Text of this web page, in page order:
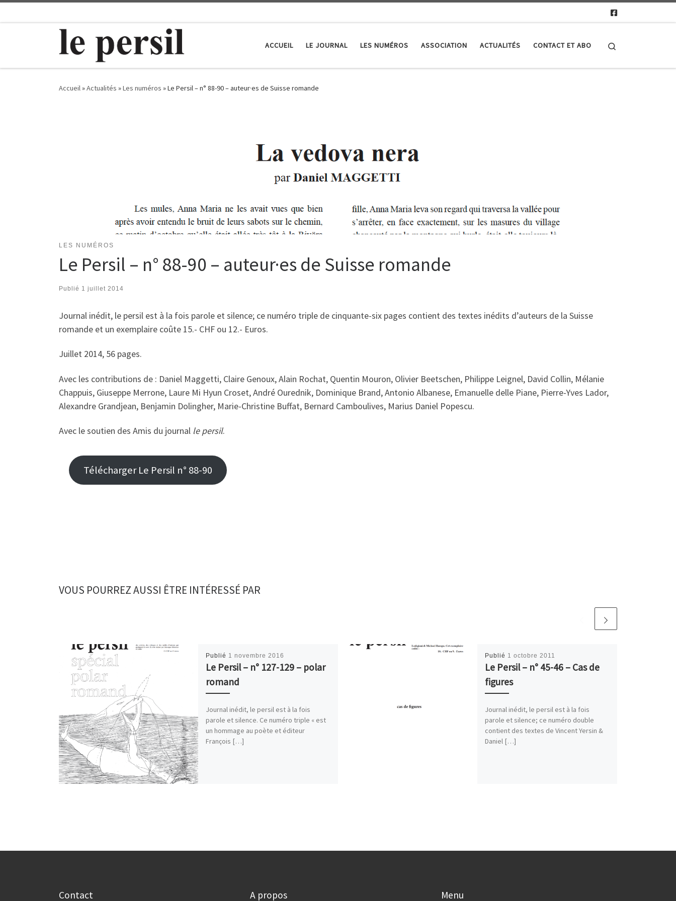
ACCUEIL LE JOURNAL LES NUMÉROS ASSOCIATION ACTUALITÉS CONTACT ET ABO
Accueil»Actualités »Les numéros »Le Persil – n° 88-90 – auteur·es de Suisse romande
LES NUMÉROS
Le Persil – n° 88-90 – auteur·es de Suisse romande
Publié 1 juillet 2014
Journal inédit, le persil est à la fois parole et silence; ce numéro triple de cinquante-six pages contient des textes inédits d’auteurs de la Suisse
romande et un exemplaire coûte 15.- CHF ou 12.- Euros.
Juillet 2014, 56 pages.
Avec les contributions de : Daniel Maggetti, Claire Genoux, Alain Rochat, Quentin Mouron, Olivier Beetschen, Philippe Leignel, David Collin, Mélanie
Chappuis, Giuseppe Merrone, Laure Mi Hyun Croset, André Ourednik, Dominique Brand, Antonio Albanese, Emanuelle delle Piane, Pierre-Yves Lador,
Alexandre Grandjean, Benjamin Dolingher, Marie-Christine Buffat, Bernard Camboulives, Marius Daniel Popescu.
Avec le soutien des Amis du journal le persil.
Télécharger Le Persil n° 88-90
VOUS POURREZ AUSSI ÊTRE INTÉRESSÉ PAR
Publié 1 novembre 2016
Le Persil – n° 127-129 – polar
romand
Journal inédit, le persil est à la fois
parole et silence. Ce numéro triple « est
un hommage au poète et éditeur
François […]
Publié 1 octobre 2011
Le Persil – n° 45-46 – Cas de
figures
Journal inédit, le persil est à la fois
parole et silence; ce numéro double
contient des textes de Vincent Yersin &
Daniel […]
Contact A propos Menu